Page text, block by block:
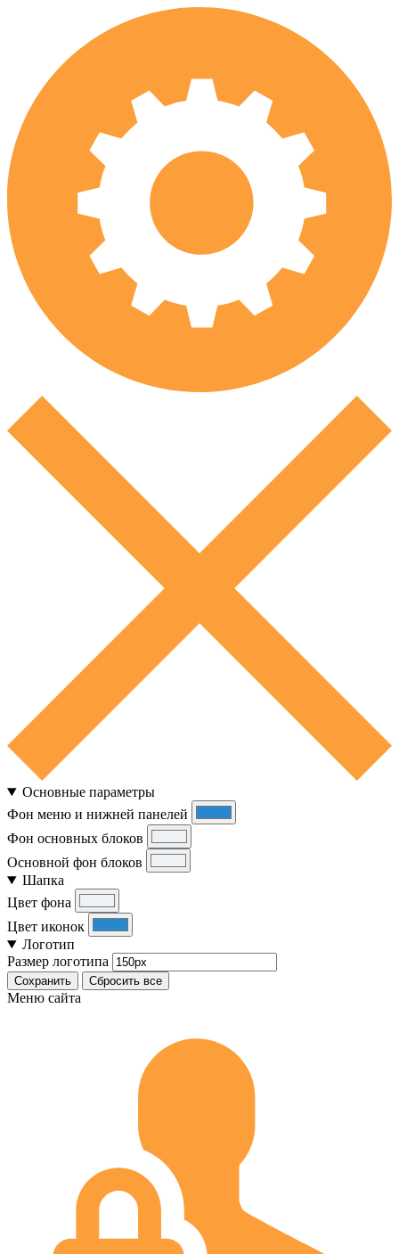
Основные параметры
Фон меню и нижней панелей
Фон основных блоков
Основной фон блоков
Шапка
Цвет фона
Цвет иконок
Логотип
Размер логотипа
Сохранить Сбросить все
Меню сайта